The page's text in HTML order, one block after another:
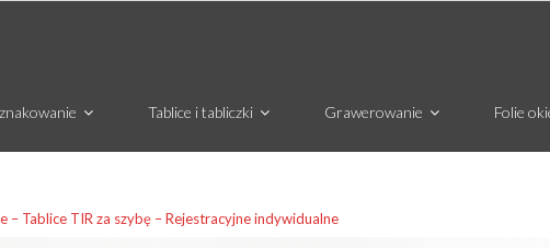
Tablice i tabliczki Grawerowanie Folie
– Tablice TIR za szybę – Rejestracyjne indywidualne